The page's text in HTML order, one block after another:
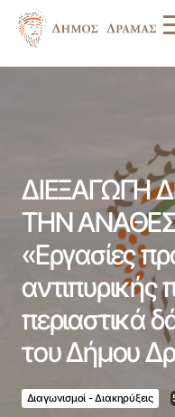
ΔΙΕΞΑΓΩΓΗ
ΤΗΝ
«Εργασίες
αντιπυρικής
περιαστικά
του Δήμου
Διαγωνισμοί - Διακηρύξεις